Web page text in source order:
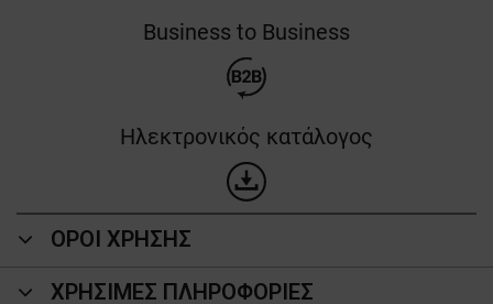
Business to Business
Ηλεκτρονικός κατάλογος
ΟΡΟΙ ΧΡΗΣΗΣ
ΧΡΗΣΙΜΕΣ ΠΛΗΡΟΦΟΡΙΕΣ